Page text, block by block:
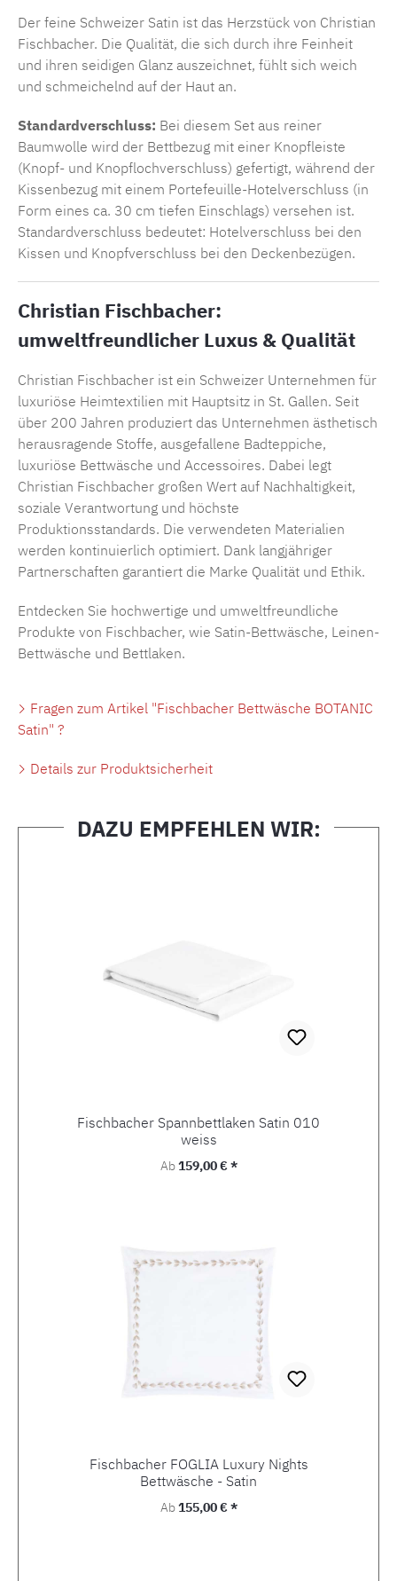
Der feine Schweizer Satin ist das Herzstück von Christian
Fischbacher. Die Qualität, die sich durch ihre Feinheit
und ihren seidigen Glanz auszeichnet, fühlt sich weich
und schmeichelnd auf der Haut an.
Standardverschluss: Bei diesem Set aus reiner
Baumwolle wird der Bettbezug mit einer Knopfleiste
(Knopf- und Knopflochverschluss) gefertigt, während der
Kissenbezug mit einem Portefeuille-Hotelverschluss (in
Form eines ca. 30 cm tiefen Einschlags) versehen ist.
Standardverschluss bedeutet: Hotelverschluss bei den
Kissen und Knopfverschluss bei den Deckenbezügen.
Christian Fischbacher:
umweltfreundlicher Luxus & Qualität
Christian Fischbacher ist ein Schweizer Unternehmen für
luxuriöse Heimtextilien mit Hauptsitz in St. Gallen. Seit
über 200 Jahren produziert das Unternehmen ästhetisch
herausragende Stoffe, ausgefallene Badteppiche,
luxuriöse Bettwäsche und Accessoires. Dabei legt
Christian Fischbacher großen Wert auf Nachhaltigkeit,
soziale Verantwortung und höchste
Produktionsstandards. Die verwendeten Materialien
werden kontinuierlich optimiert. Dank langjähriger
Partnerschaften garantiert die Marke Qualität und Ethik.
Entdecken Sie hochwertige und umweltfreundliche
Produkte von Fischbacher, wie Satin-Bettwäsche, Leinen-
Bettwäsche und Bettlaken.
Fragen zum Artikel "Fischbacher Bettwäsche BOTANIC
Satin" ?
Details zur Produktsicherheit
DAZU EMPFEHLEN WIR:
Fischbacher Spannbettlaken Satin 010
weiss
Regulärer Preis:
Ab159,00 € *
Fischbacher FOGLIA Luxury Nights
Bettwäsche - Satin
Regulärer Preis:
Ab155,00 € *